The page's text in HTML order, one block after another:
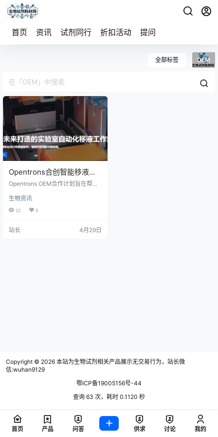
首页 资讯 试剂同行 折扣活动 提问
全部标签 OEM
Opentrons合创智能移液工
作站
Opentrons OEM合作计划旨在帮助
案，以满足其客户的需求。无论是
开发带有经过验证协议的品牌系
们的团队具备专业知识，能够帮助
生物资讯
22 0
站长 4月29日
Copyright © 2026 本站为生物试剂相关产品展示无交易行为，站长微
信:wuhan9129
鄂ICP备19005156号-44
查询 63 次，耗时 0.1120 秒
首页 产品 问答 供求 讨论 我的